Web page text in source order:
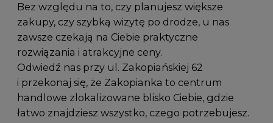
Bez względu na to, czy planujesz większe
zakupy, czy szybką wizytę po drodze, u nas
zawsze czekają na Ciebie praktyczne
rozwiązania i atrakcyjne ceny.
Odwiedź nas przy ul. Zakopiańskiej 62
i przekonaj się, że Zakopianka to centrum
handlowe zlokalizowane blisko Ciebie, gdzie
łatwo znajdziesz wszystko, czego potrzebujesz.